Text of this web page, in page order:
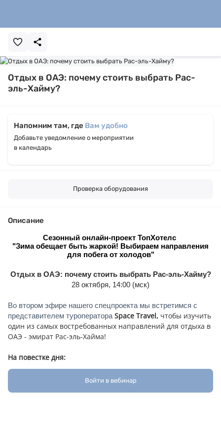
Отдых в ОАЭ: почему стоить выбрать Рас-
эль-Хайму?
Напомним там, где Вам удобно
Добавьте уведомление о мероприятии
в календарь
Проверка оборудования
Описание
Сезонный онлайн-проект ТопХотелс
"Зима обещает быть жаркой! Выбираем направления
для побега от холодов"
Отдых в ОАЭ: почему стоить выбрать Рас-эль-Хайму?
28 октября, 14:00 (мск)
Во втором эфире нашего спецпроекта мы встретимся с
представителем туроператора Space Travel, чтобы изучить
один из самых востребованных направлений для отдыха в
ОАЭ - эмират Рас-эль-Хайма!
На повестке дня:
Особенности отдыха в Рас-эль-Хайме в новом сезоне
Войти в вебинар